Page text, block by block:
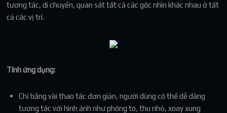
tương tác, di chuyển, quan sát tất cả các góc nhìn khác nhau ở tất
cả các vị trí.
Tính ứng dụng:
Chỉ bằng vài thao tác đơn giản, người dùng có thể dễ dàng
tương tác với hình ảnh như phóng to, thu nhỏ, xoay xung